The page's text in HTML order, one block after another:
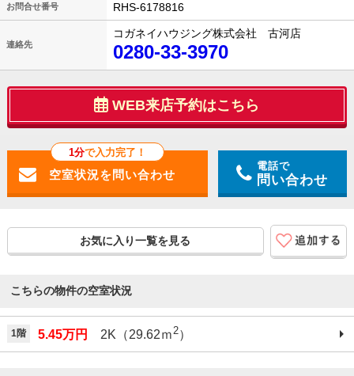
お問合せ番号 RHS-6178816
連絡先
コガネイハウジング株式会社 古河店
0280-33-3970
WEB来店予約はこちら
1分で入力完了！
電話で
問い合わせ
お気に入り一覧を見る
こちらの物件の空室状況
1階 5.45万円 2K（29.62ｍ 2）